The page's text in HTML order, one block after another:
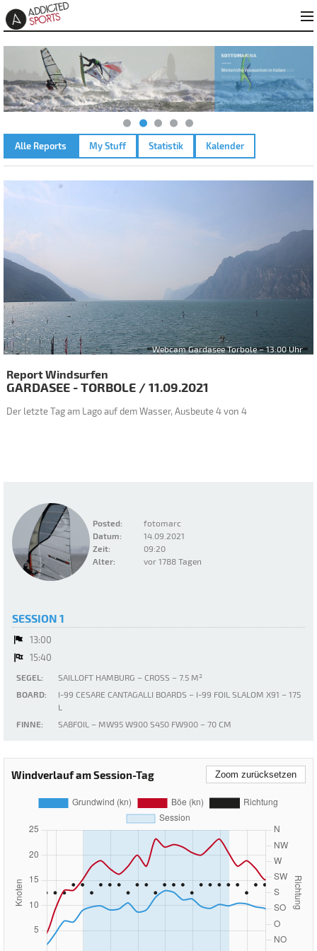
Alle Reports My Stuff Statistik Kalender
GARDASEE - TORBOLE – 11.09.2021
Webcam Gardasee Torbole – 13:00 Uhr
Posted:
fotomarc
Datum:
14.09.2021
Zeit:
09:20
Alter:
vor 1788 Tagen
Report Windsurfen
GARDASEE - TORBOLE /11.09.2021
Der letzte Tag am Lago auf dem Wasser, Ausbeute 4 von 4
SESSION 1
13:00
15:40
SEGEL:
SAILLOFT HAMBURG – CROSS – 7.5 M²
BOARD:
I-99 CESARE CANTAGALLI BOARDS – I-99 FOIL SLALOM X91 – 175
L
FINNE:
SABFOIL – MW95 W900 S450 FW900 – 70 CM
Windverlauf am Session-Tag Zoom zurücksetzen